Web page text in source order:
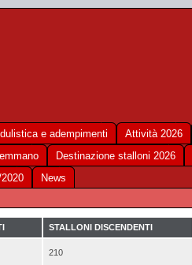
e adempimenti Attività 2026
Destinazione stalloni 2026
News
STALLONI DISCENDENTI
210